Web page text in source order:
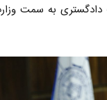
دادگستری به سمت